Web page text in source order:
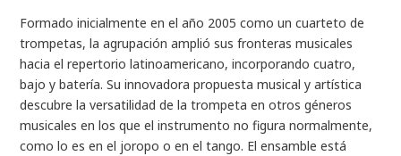
Formado inicialmente en el año 2005 como un cuarteto de
trompetas, la agrupación amplió sus fronteras musicales
hacia el repertorio latinoamericano, incorporando cuatro,
bajo y batería. Su innovadora propuesta musical y artística
descubre la versatilidad de la trompeta en otros géneros
musicales en los que el instrumento no figura normalmente,
como lo es en el joropo o en el tango. El ensamble está